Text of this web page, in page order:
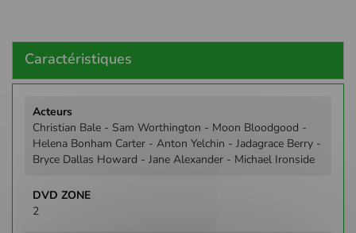
Caractéristiques
d'infos
Christian Bale - Sam Worthington - Moon Bloodgood -
Helena Bonham Carter - Anton Yelchin - Jadagrace Berry -
Bryce Dallas Howard - Jane Alexander - Michael Ironside
2